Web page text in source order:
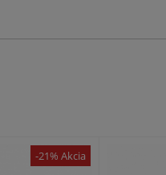
-21% Akcia